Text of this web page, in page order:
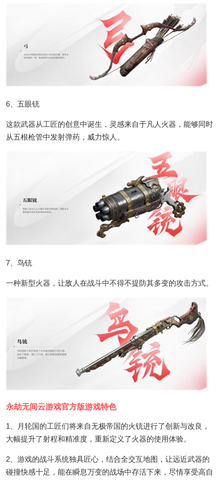
6、五眼铳
这款武器从工匠的创意中诞生，灵感来自于凡人火器，能够同时
从五根枪管中发射弹药，威力惊人。
7、鸟铳
一种新型火器，让敌人在战斗中不得不提防其多变的攻击方式。
永劫无间云游戏官方版游戏特色
1、月轮国的工匠们将来自无极帝国的火铳进行了创新与改良，
大幅提升了射程和精准度，重新定义了火器的使用体验。
2、游戏的战斗系统独具匠心，结合全交互地图，让远近武器的
碰撞快感十足，能在瞬息万变的战场中存活下来，尽情享受高自